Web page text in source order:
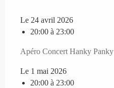
Le 24 avril 2026
20:00 à 23:00
Apéro Concert Hanky Panky
Le 1 mai 2026
20:00 à 23:00